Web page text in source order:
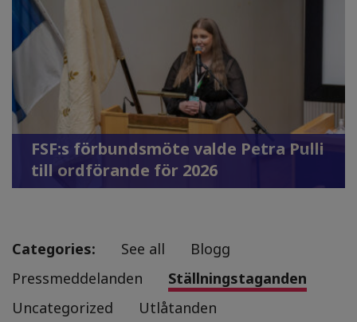
FSF:s förbundsmöte valde Petra Pulli
till ordförande för 2026
Categories: See all
Blogg
Pressmeddelanden
Ställningstaganden
Uncategorized
Utlåtanden